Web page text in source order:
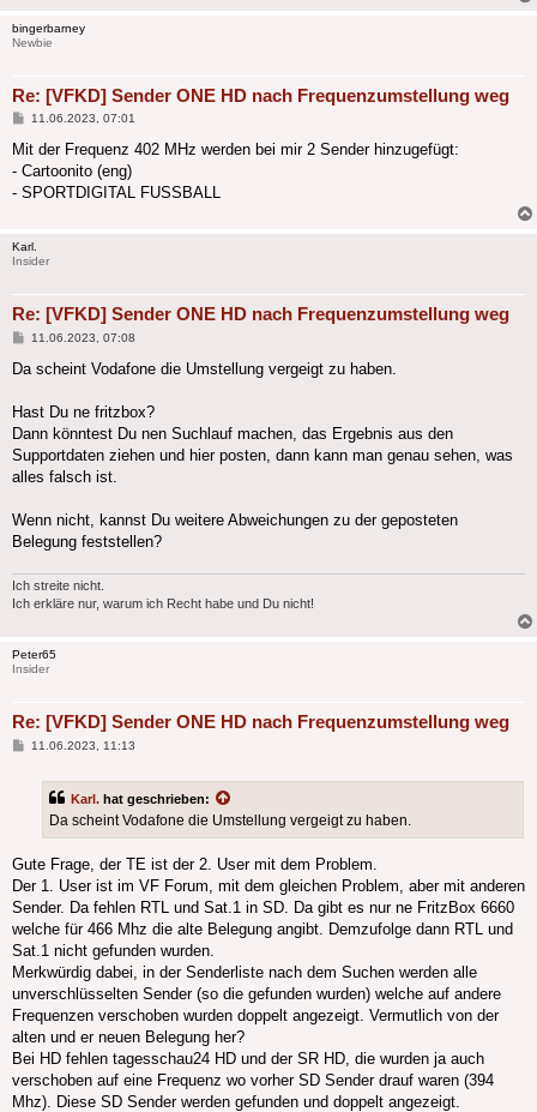
bingerbarney
Newbie
Re: [VFKD] Sender ONE HD nach Frequenzumstellung weg
Beitrag
11.06.2023, 07:01
Mit der Frequenz 402 MHz werden bei mir 2 Sender hinzugefügt:
- Cartoonito (eng)
- SPORTDIGITAL FUSSBALL
Karl.
Insider
Re: [VFKD] Sender ONE HD nach Frequenzumstellung weg
Beitrag
11.06.2023, 07:08
Da scheint Vodafone die Umstellung vergeigt zu haben.
Hast Du ne fritzbox?
Dann könntest Du nen Suchlauf machen, das Ergebnis aus den
Supportdaten ziehen und hier posten, dann kann man genau sehen, was
alles falsch ist.
Wenn nicht, kannst Du weitere Abweichungen zu der geposteten
Belegung feststellen?
Ich streite nicht.
Ich erkläre nur, warum ich Recht habe und Du nicht!
Peter65
Insider
Re: [VFKD] Sender ONE HD nach Frequenzumstellung weg
Beitrag
11.06.2023, 11:13
Karl. hat geschrieben:
Da scheint Vodafone die Umstellung vergeigt zu haben.
Gute Frage, der TE ist der 2. User mit dem Problem.
Der 1. User ist im VF Forum, mit dem gleichen Problem, aber mit anderen
Sender. Da fehlen RTL und Sat.1 in SD. Da gibt es nur ne FritzBox 6660
welche für 466 Mhz die alte Belegung angibt. Demzufolge dann RTL und
Sat.1 nicht gefunden wurden.
Merkwürdig dabei, in der Senderliste nach dem Suchen werden alle
unverschlüsselten Sender (so die gefunden wurden) welche auf andere
Frequenzen verschoben wurden doppelt angezeigt. Vermutlich von der
alten und er neuen Belegung her?
Bei HD fehlen tagesschau24 HD und der SR HD, die wurden ja auch
verschoben auf eine Frequenz wo vorher SD Sender drauf waren (394
Mhz). Diese SD Sender werden gefunden und doppelt angezeigt.